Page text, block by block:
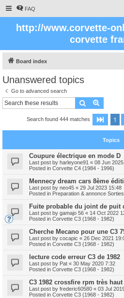
FAQ
http://www.corvette-
corvette
Board index
Unanswered topics
Go to advanced search
Search
Search found 444 matches Page
1
Topics
Coupure électrique en mode D
Last post by harleyone91 « 08 Jun
Posted in Corvette C4 (1984 - 1996)
Mennecy dream cars 8ème
Last post by neo45 « 29 Jul 2023 15:48
Posted in Preparation & annonce
Fuite probable du joint de puit
Last post by gamajo 56 « 14 Oct 2022
Posted in Corvette C3 (1968 - 1982)
Cherche Mecano pour une C3
Last post by cocapic « 26 Dec 2021
Posted in Corvette C3 (1968 - 1982)
lecture code erreur C3 de 1982
Last post by Pat « 30 May 2020 7:32
Posted in Corvette C3 (1968 - 1982)
C3 1982 crossfire rpm très
Last post by frederic60580 « 03 Jul
Posted in Corvette C3 (1968 - 1982)